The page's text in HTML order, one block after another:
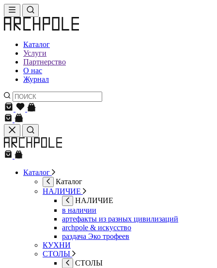
Каталог
Услуги
Партнерство
О нас
Журнал
Каталог
Каталог
НАЛИЧИЕ
НАЛИЧИЕ
в наличии
артефакты из разных цивилизаций
archpole & искусство
раздача Эко трофеев
КУХНИ
СТОЛЫ
СТОЛЫ